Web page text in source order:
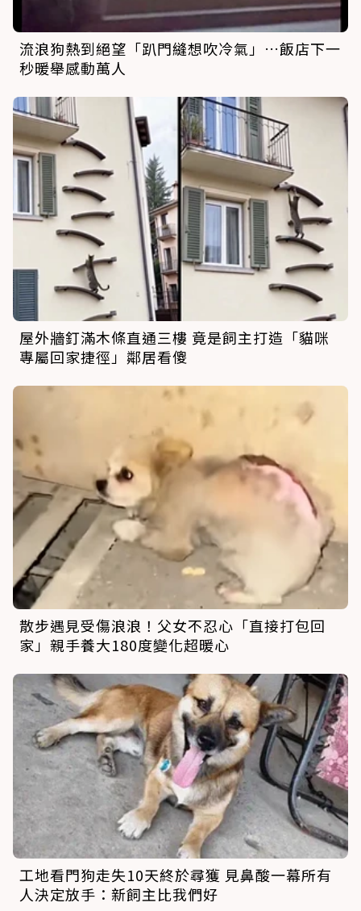
流浪狗熱到絕望「趴門縫想吹冷氣」…飯店下一
秒暖舉感動萬人
屋外牆釘滿木條直通三樓 竟是飼主打造「貓咪
專屬回家捷徑」鄰居看傻
散步遇見受傷浪浪！父女不忍心「直接打包回
家」親手養大180度變化超暖心
工地看門狗走失10天終於尋獲 見鼻酸一幕所有
人決定放手：新飼主比我們好